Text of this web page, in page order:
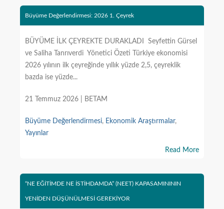
Büyüme Değerlendirmesi: 2026 1. Çeyrek
BÜYÜME İLK ÇEYREKTE DURAKLADI Seyfettin Gürsel
ve Saliha Tanrıverdi Yönetici Özeti Türkiye ekonomisi
2026 yılının ilk çeyreğinde yıllık yüzde 2,5, çeyreklik
bazda ise yüzde...
21 Temmuz 2026 | BETAM
Büyüme Değerlendirmesi, Ekonomik Araştırmalar,
Yayınlar
Read More
“NE EĞİTİMDE NE İSTİHDAMDA” (NEET) KAPASAMINININ
YENİDEN DÜŞÜNÜLMESİ GEREKİYOR